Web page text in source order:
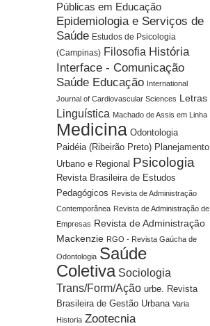
Públicas em Educação
Epidemiologia e Serviços de
Saúde Estudos de Psicologia
(Campinas) Filosofia História
Interface - Comunicação
Saúde Educação International
Journal of Cardiovascular Sciences Letras
Linguística Machado de Assis em Linha
Medicina Odontologia
Paidéia (Ribeirão Preto) Planejamento
Urbano e Regional Psicologia
Revista Brasileira de Estudos
Pedagógicos Revista de Administração
Contemporânea Revista de Administração de
Empresas Revista de Administração
Mackenzie RGO - Revista Gaúcha de
Odontologia Saúde
Coletiva Sociologia
Trans/Form/Ação urbe. Revista
Brasileira de Gestão Urbana Varia
Historia Zootecnia